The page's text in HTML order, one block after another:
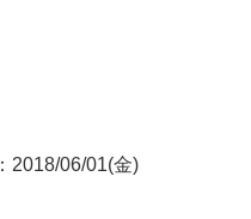
：2018/06/01(金)